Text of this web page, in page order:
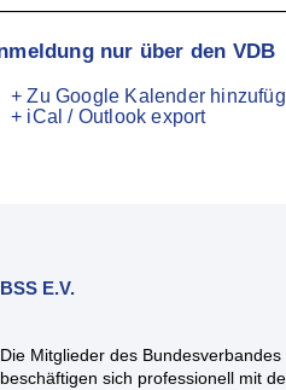
nur über den VDB
+ Zu Google Kalender
+ iCal / Outlook export
BSS E.V.
Die Mitglieder des
beschäftigen sich professionell mit